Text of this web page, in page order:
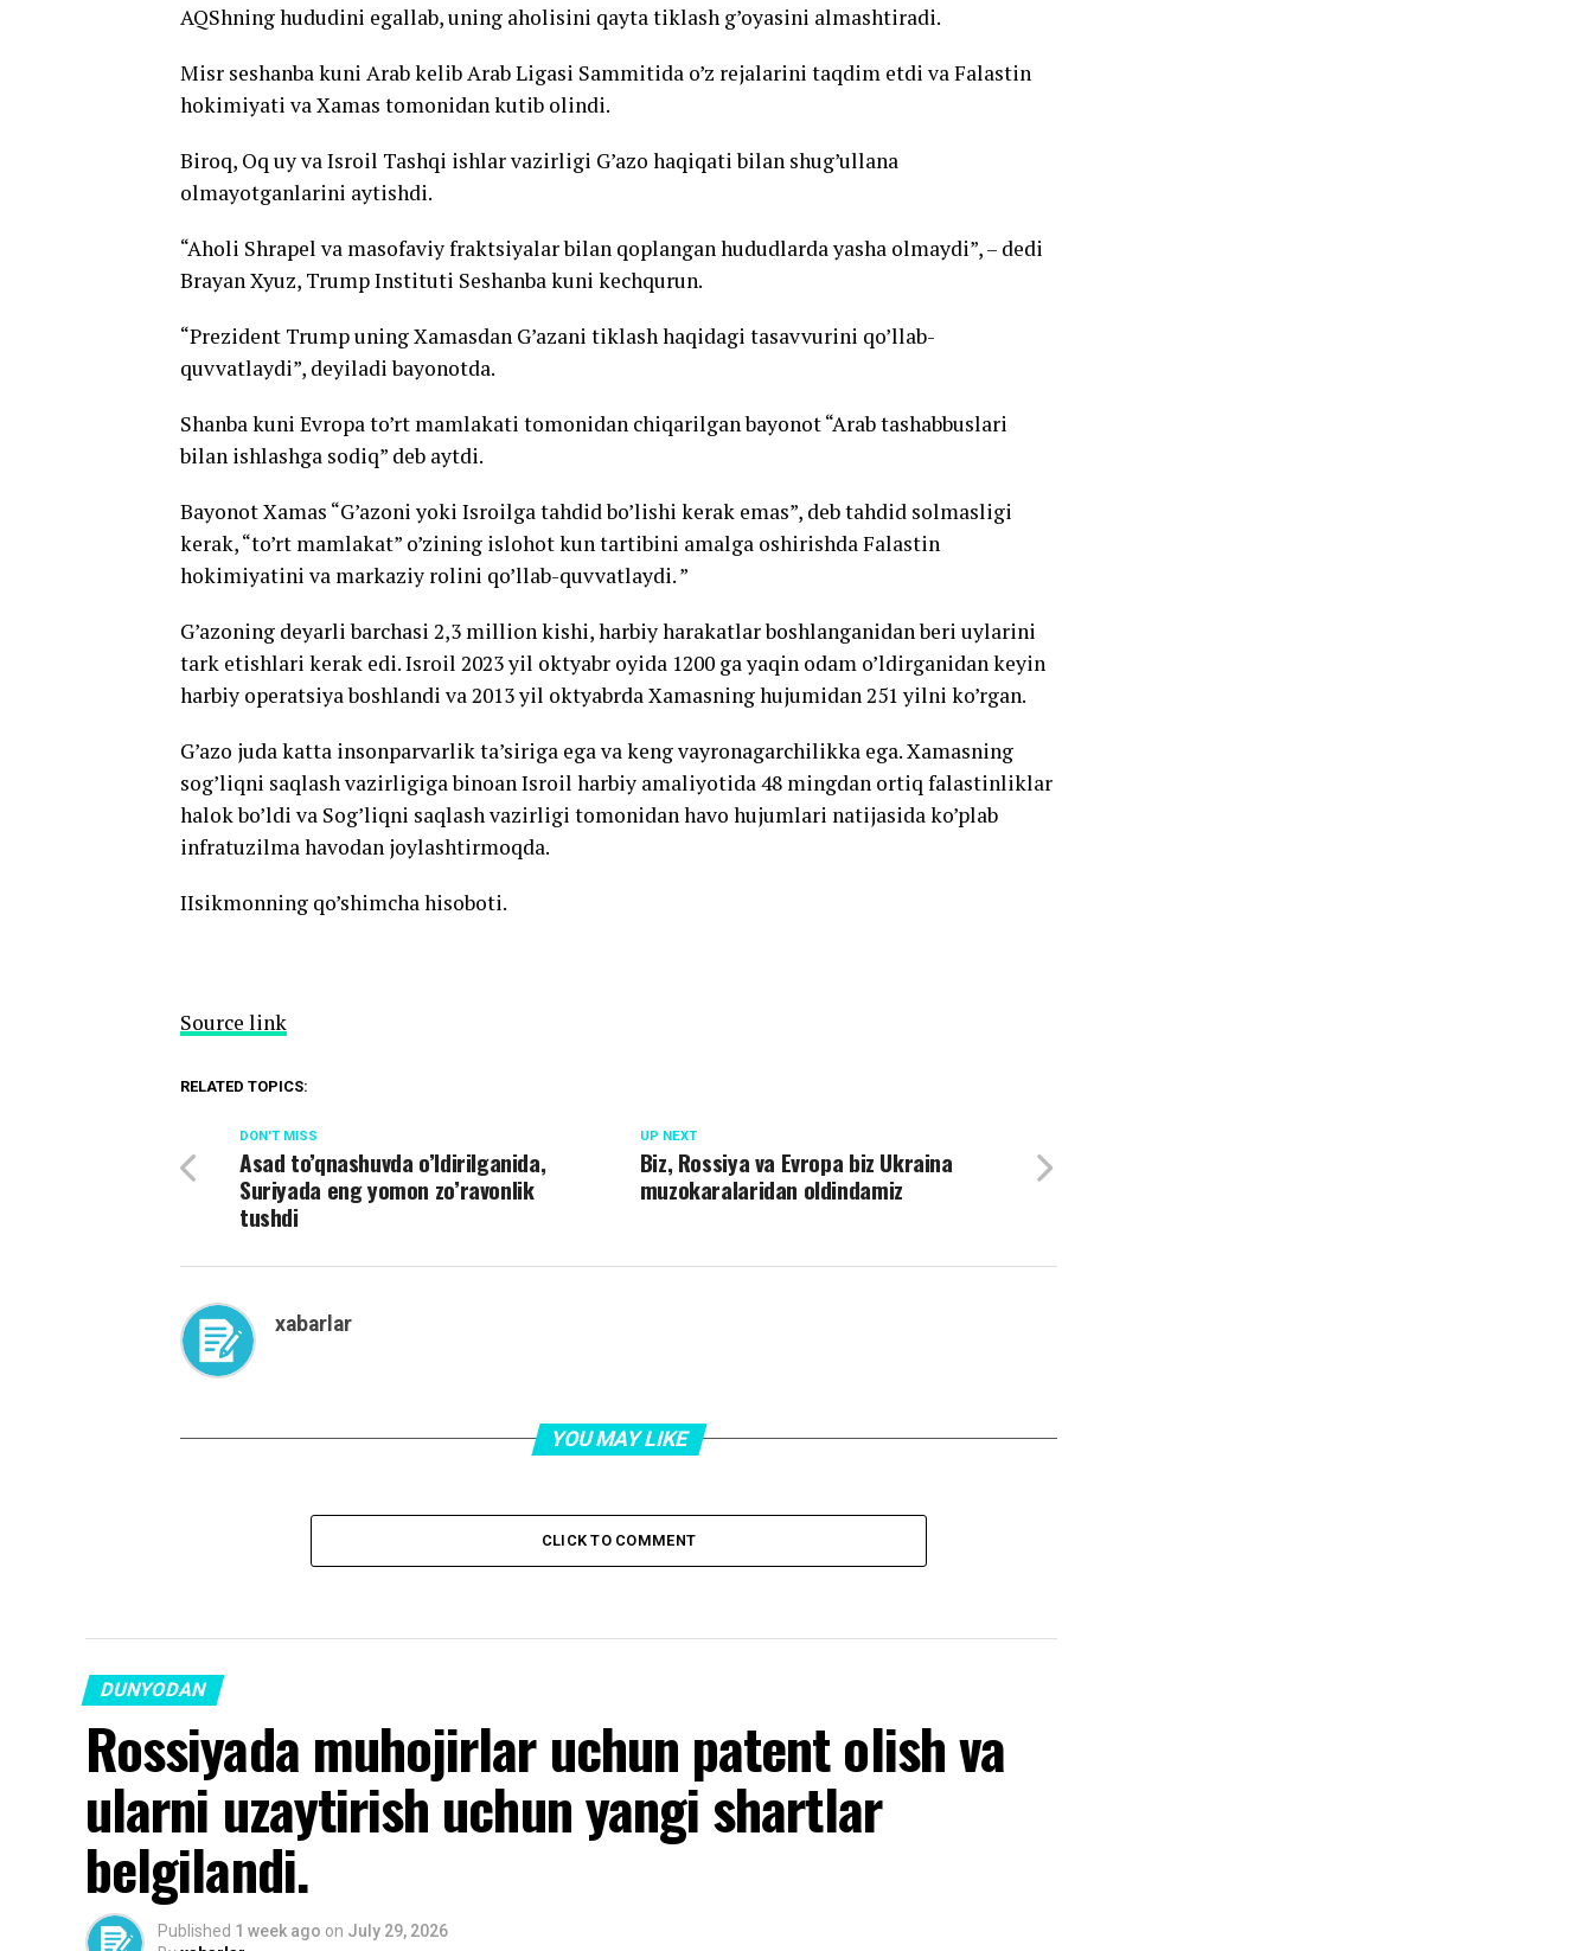
AQShning hududini egallab, uning aholisini qayta tiklash g’oyasini almashtiradi.
Misr seshanba kuni Arab kelib Arab Ligasi Sammitida o’z rejalarini taqdim etdi va Falastin
hokimiyati va Xamas tomonidan kutib olindi.
Biroq, Oq uy va Isroil Tashqi ishlar vazirligi G’azo haqiqati bilan shug’ullana
olmayotganlarini aytishdi.
“Aholi Shrapel va masofaviy fraktsiyalar bilan qoplangan hududlarda yasha olmaydi”, – dedi
Brayan Xyuz, Trump Instituti Seshanba kuni kechqurun.
“Prezident Trump uning Xamasdan G’azani tiklash haqidagi tasavvurini qo’llab-
quvvatlaydi”, deyiladi bayonotda.
Shanba kuni Evropa to’rt mamlakati tomonidan chiqarilgan bayonot “Arab tashabbuslari
bilan ishlashga sodiq” deb aytdi.
Bayonot Xamas “G’azoni yoki Isroilga tahdid bo’lishi kerak emas”, deb tahdid solmasligi
kerak, “to’rt mamlakat” o’zining islohot kun tartibini amalga oshirishda Falastin
hokimiyatini va markaziy rolini qo’llab-quvvatlaydi. ”
G’azoning deyarli barchasi 2,3 million kishi, harbiy harakatlar boshlanganidan beri uylarini
tark etishlari kerak edi. Isroil 2023 yil oktyabr oyida 1200 ga yaqin odam o’ldirganidan keyin
harbiy operatsiya boshlandi va 2013 yil oktyabrda Xamasning hujumidan 251 yilni ko’rgan.
G’azo juda katta insonparvarlik ta’siriga ega va keng vayronagarchilikka ega. Xamasning
sog’liqni saqlash vazirligiga binoan Isroil harbiy amaliyotida 48 mingdan ortiq falastinliklar
halok bo’ldi va Sog’liqni saqlash vazirligi tomonidan havo hujumlari natijasida ko’plab
infratuzilma havodan joylashtirmoqda.
IIsikmonning qo’shimcha hisoboti.
Source link
RELATED TOPICS:
UP NEXT
Biz, Rossiya va Evropa biz Ukraina
muzokaralaridan oldindamiz
DON'T MISS
Asad to’qnashuvda o’ldirilganida,
Suriyada eng yomon zo’ravonlik
tushdi
xabarlar
YOU MAY LIKE
CLICK TO COMMENT
DUNYODAN
Rossiyada muhojirlar uchun patent olish va
ularni uzaytirish uchun yangi shartlar
belgilandi.
Published 1 week ago on July 29, 2026